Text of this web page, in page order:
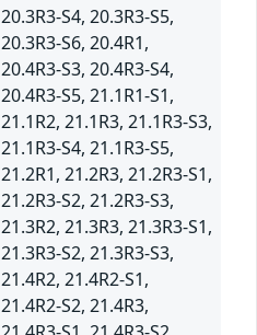
20.3R3-S4, 20.3R3-S5,
20.3R3-S6, 20.4R1,
20.4R3-S3, 20.4R3-S4,
20.4R3-S5, 21.1R1-S1,
21.1R2, 21.1R3, 21.1R3-S3,
21.1R3-S4, 21.1R3-S5,
21.2R1, 21.2R3, 21.2R3-S1,
21.2R3-S2, 21.2R3-S3,
21.3R2, 21.3R3, 21.3R3-S1,
21.3R3-S2, 21.3R3-S3,
21.4R2, 21.4R2-S1,
21.4R2-S2, 21.4R3,